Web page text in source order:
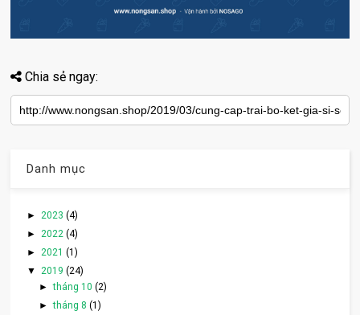
Chia sẻ ngay:
Danh mục
►2023(4)
►2022(4)
►2021(1)
▼2019(24)
►tháng 10 (2)
►tháng 8 (1)